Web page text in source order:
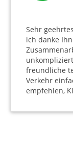
Sehr
ich danke
freundliche
Verkehr
empfehlen,